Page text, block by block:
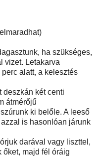
ha szükséges,
vizet. Letakarva
alatt, a kelesztés
deszkán két centi
átmérőjű
ki belőle. A leeső
is hasonlóan járunk
darával vagy liszttel,
őket, majd fél óráig